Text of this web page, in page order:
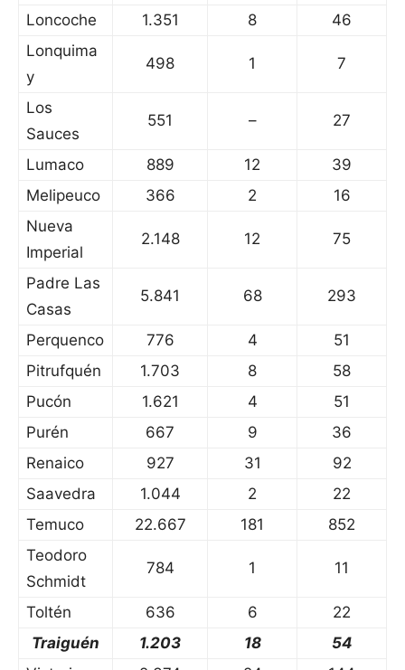
Loncoche
1.351 8
46
Lonquima
y
498 1 7
Los
Sauces
551 – 27
Lumaco 889 12
39
Melipeuco
366 2
16
Nueva
Imperial
2.148 12 75
Padre Las
Casas
5.841 68 293
Perquenco 776 4
51
Pitrufquén
1.703 8
58
Pucón
1.621 4
51
Purén
667 9
36
Renaico
927 31
92
Saavedra
1.044 2
22
Temuco
22.667 181
852
Teodoro
Schmidt
784 1 11
Toltén 636 6
22
Traiguén
1.203 18
54